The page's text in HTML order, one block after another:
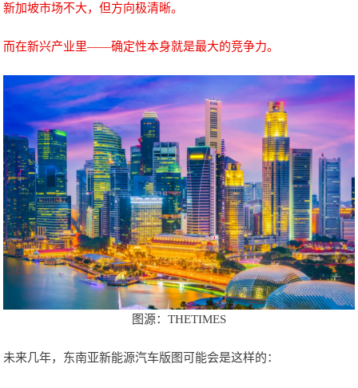
新加坡市场不大，但方向极清晰。
而在新兴产业里——确定性本身就是最大的竞争力。
图源：THETIMES
未来几年，东南亚新能源汽车版图可能会是这样的：